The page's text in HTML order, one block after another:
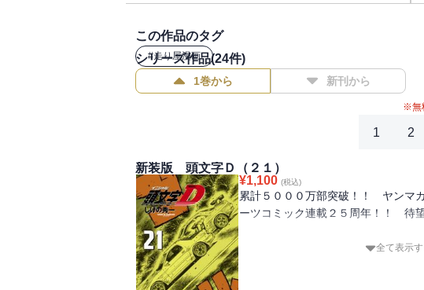
この作品のタグ
#走り屋漫画
シリーズ作品(24件)
1巻から 新刊から
※無
1 2
新装版 頭文字Ｄ（２１）
¥1,100 (税込)
累計５０００万部突破！！ ヤンマ
ーツコミック連載２５周年！！ 待
「赤城の白い彗星」高橋涼介が、神
全て表示